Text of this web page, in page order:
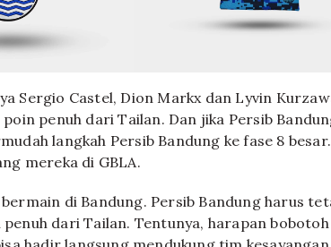
Sergio Castel, Dion Markx dan Lyvin
penuh dari Tailan. Dan jika Persib
langkah Persib Bandung ke fase 8
mereka di GBLA.
di Bandung. Persib Bandung harus
dari Tailan. Tentunya, harapan